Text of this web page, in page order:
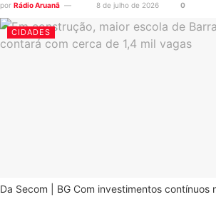
por Rádio Aruanã 8 de julho de 2026 0
CIDADES
Da Secom | BG Com investimentos contínuos